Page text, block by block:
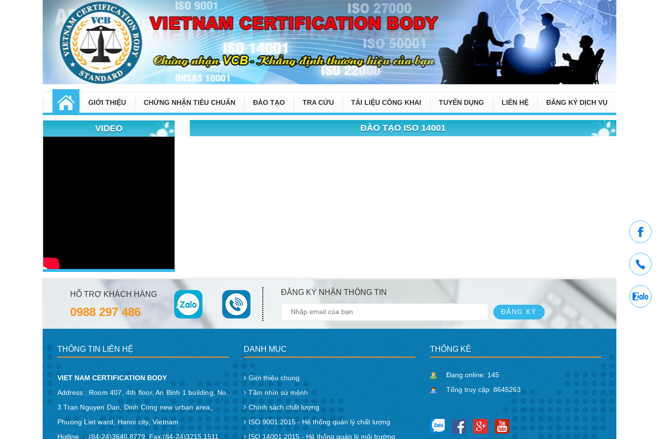
GIỚI THIỆU CHỨNG NHẬN TIÊU CHUẨN ĐÀO TẠO TRA CỨU TÀI LIỆU CÔNG KHAI TUYỂN DỤNG LIÊN HỆ ĐĂNG KÝ DỊCH VỤ
VIDEO ĐÀO TẠO ISO 14001
HỖ TRỢ KHÁCH HÀNG
0988 297 486
ĐĂNG KÝ NHẬN THÔNG TIN
ĐĂNG KÝ
THÔNG TIN LIÊN HỆ
VIET NAM CERTIFICATION BODY
Address : Room 407, 4th floor, An Binh 1 building, No.
3 Tran Nguyen Dan, Dinh Cong new urban area,
Phuong Liet ward, Hanoi city, Vietnam
Hotline : (84-24)3640.8779. Fax:(84-24)3215.1511
DANH MỤC
Giới thiệu chung
Tầm nhìn sứ mệnh
Chính sách chất lượng
ISO 9001:2015 - Hệ thống quản lý chất lượng
ISO 14001:2015 - Hệ thống quản lý môi trường
THỐNG KÊ
Đang online: 145
Tổng truy cập: 8645263